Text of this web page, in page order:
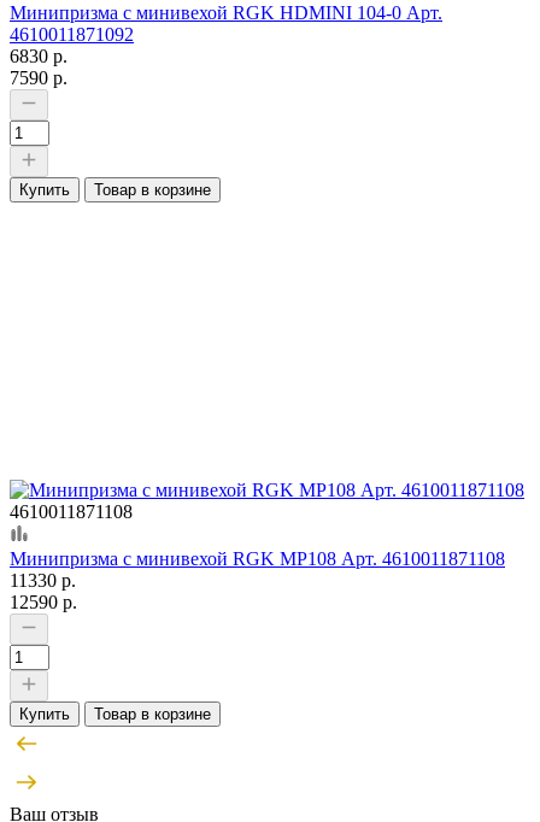
Минипризма с минивехой RGK HDMINI 104-0 Арт.
4610011871092
6830 р.
7590 р.
Купить Товар в корзине
4610011871108
Минипризма с минивехой RGK MP108 Арт. 4610011871108
11330 р.
12590 р.
Купить Товар в корзине
Ваш отзыв